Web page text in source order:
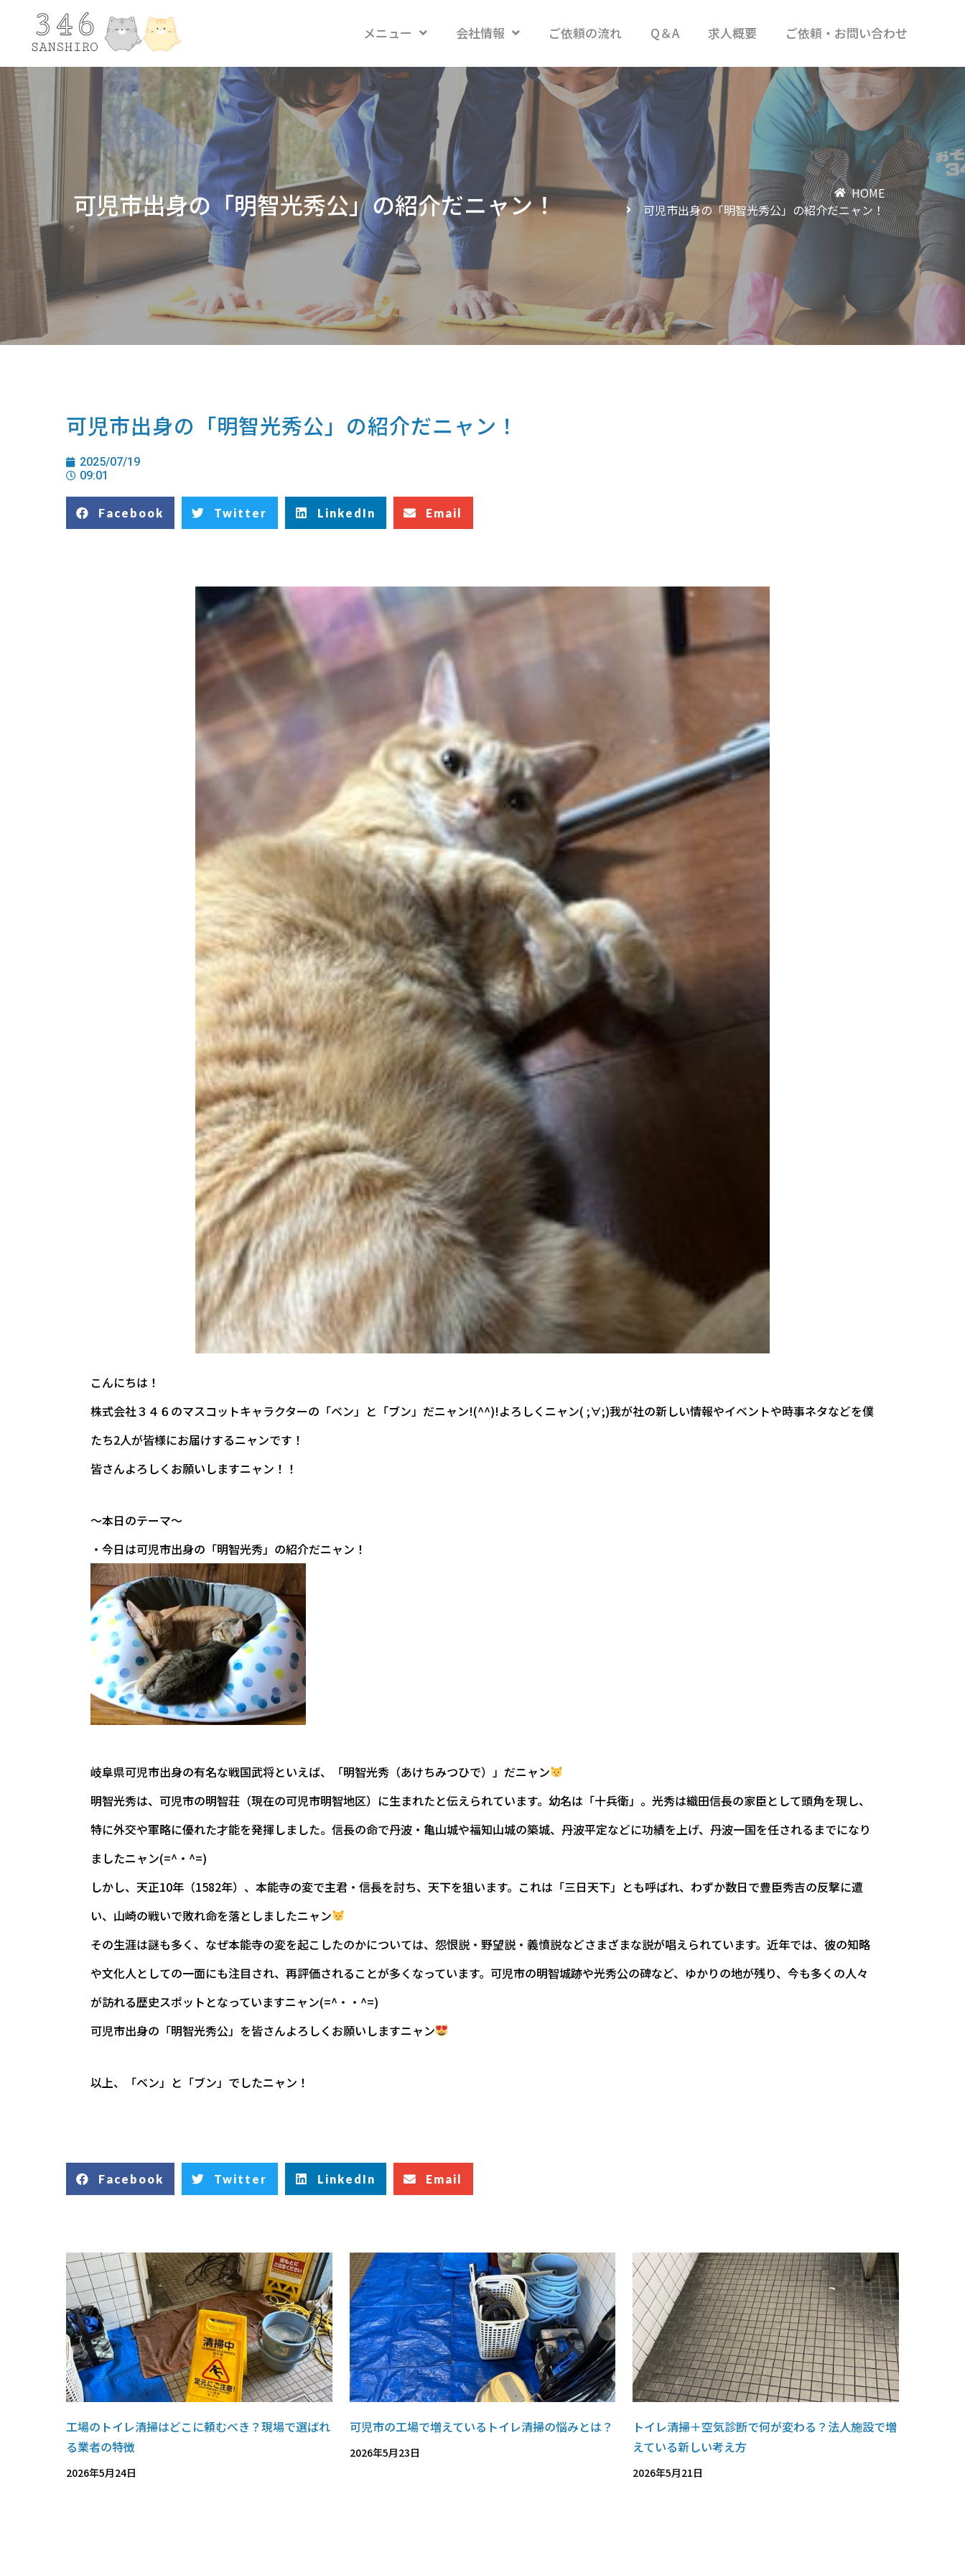
メニュー 会社情報 ご依頼の流れ Q＆A 求人概要 ご依頼・お問い合わせ
可児市出身の「明智光秀公」の紹介だニャン！
HOME
可児市出身の「明智光秀公」の紹介だニャン！
可児市出身の「明智光秀公」の紹介だニャン！
2025/07/19
09:01
Facebook Twitter LinkedIn Email
こんにちは！
株式会社３４６のマスコットキャラクターの「ベン」と「ブン」だニャン!(^^)!よろしくニャン( ;∀;)我が社の新しい情報やイベントや時事ネタなどを僕
たち2人が皆様にお届けするニャンです！
皆さんよろしくお願いしますニャン！！
～本日のテーマ～
・今日は可児市出身の「明智光秀」の紹介だニャン！
岐阜県可児市出身の有名な戦国武将といえば、「明智光秀（あけちみつひで）」だニャン
明智光秀は、可児市の明智荘（現在の可児市明智地区）に生まれたと伝えられています。幼名は「十兵衛」。光秀は織田信長の家臣として頭角を現し、
特に外交や軍略に優れた才能を発揮しました。信長の命で丹波・亀山城や福知山城の築城、丹波平定などに功績を上げ、丹波一国を任されるまでになり
ましたニャン(=^・^=)
しかし、天正10年（1582年）、本能寺の変で主君・信長を討ち、天下を狙います。これは「三日天下」とも呼ばれ、わずか数日で豊臣秀吉の反撃に遭
い、山崎の戦いで敗れ命を落としましたニャン
その生涯は謎も多く、なぜ本能寺の変を起こしたのかについては、怨恨説・野望説・義憤説などさまざまな説が唱えられています。近年では、彼の知略
や文化人としての一面にも注目され、再評価されることが多くなっています。可児市の明智城跡や光秀公の碑など、ゆかりの地が残り、今も多くの人々
が訪れる歴史スポットとなっていますニャン(=^・・^=)
可児市出身の「明智光秀公」を皆さんよろしくお願いしますニャン
以上、「ベン」と「ブン」でしたニャン！
Facebook Twitter LinkedIn Email
工場のトイレ清掃はどこに頼むべき？現場で選ばれ
る業者の特徴
2026年5月24日
可児市の工場で増えているトイレ清掃の悩みとは？
2026年5月23日
トイレ清掃＋空気診断で何が変わる？法人施設で増
えている新しい考え方
2026年5月21日